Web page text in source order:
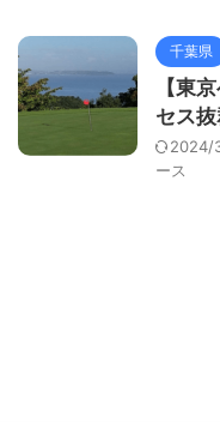
千葉県
【東
セス
2024/
ース